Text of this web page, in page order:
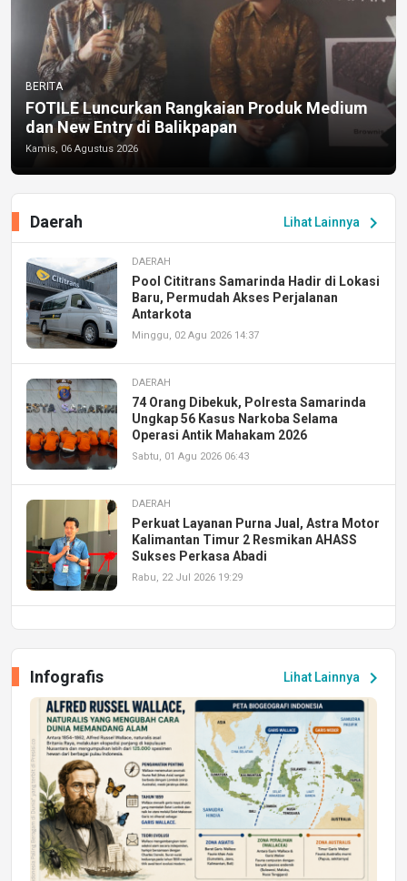
BERITA
FOTILE Luncurkan Rangkaian Produk Medium
dan New Entry di Balikpapan
Kamis, 06 Agustus 2026
Lihat Lainnya chevron_right
Daerah
DAERAH
Pool Cititrans Samarinda Hadir di Lokasi
Baru, Permudah Akses Perjalanan
Antarkota
Minggu, 02 Agu 2026 14:37
DAERAH
74 Orang Dibekuk, Polresta Samarinda
Ungkap 56 Kasus Narkoba Selama
Operasi Antik Mahakam 2026
Sabtu, 01 Agu 2026 06:43
DAERAH
Perkuat Layanan Purna Jual, Astra Motor
Kalimantan Timur 2 Resmikan AHASS
Sukses Perkasa Abadi
Rabu, 22 Jul 2026 19:29
Peluang Kerja dan Magang
Jumat, 17 Jul 2026 22:30
DAERAH
Astra Motor Kalimantan Timur 2 Dukung
Mahasiswa Samarinda dalam Astra
Honda SDGs Future Leaders 2026
Jumat, 10 Jul 2026 19:01
Lihat Lainnya chevron_right
Infografis